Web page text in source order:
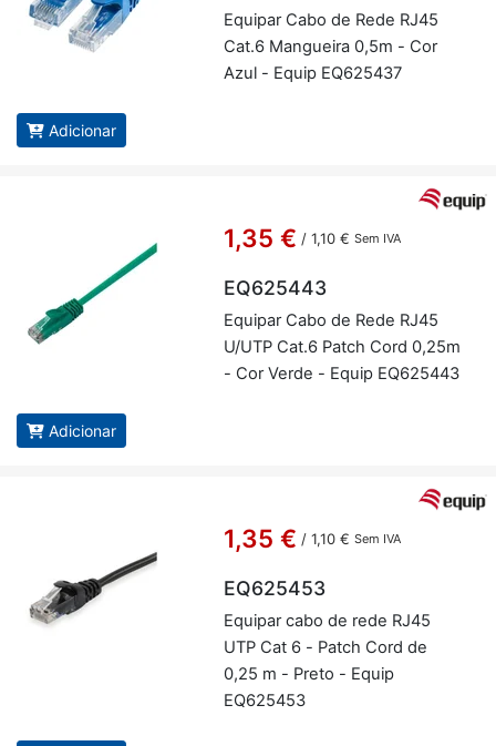
Equipar Cabo de Rede RJ45
Cat.6 Man­gueira 0,5m - Cor
Azul - Equip EQ625437
Adicionar
1,35 € / 1,10 € Sem IVA
EQ625443
Equipar Cabo de Rede RJ45
U/UTP Cat.6 Patch Cord 0,25m
- Cor Verde - Equip EQ625443
Adicionar
1,35 € / 1,10 € Sem IVA
EQ625453
Equipar cabo de rede RJ45
UTP Cat 6 - Patch Cord de
0,25 m - Preto - Equip
EQ625453